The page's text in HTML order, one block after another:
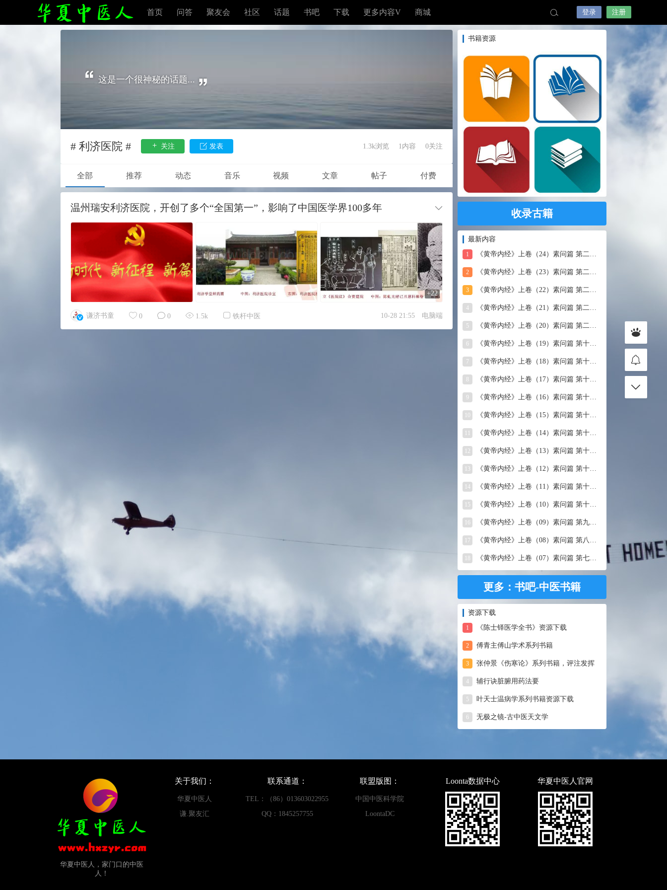
首页 问答 聚友会 社区 话题 书吧 下载 更多内容V 商城 登录 注册
书籍资源
收录古籍
最新内容
1 《黄帝内经》上卷（24）素问篇 第二十四篇 血气形志篇第
2 《黄帝内经》上卷（23）素问篇 第二十三篇 宣明五气
3 《黄帝内经》上卷（22）素问篇 第二十二篇 藏气法时论
4 《黄帝内经》上卷（21）素问篇 第二十一篇 经脉别论
5 《黄帝内经》上卷（20）素问篇 第二十篇 三部九候论
6 《黄帝内经》上卷（19）素问篇 第十九篇 玉机真藏论
7 《黄帝内经》上卷（18）素问篇 第十八篇 平人气象论
《黄帝内经》上卷（17）素问篇 第十七篇 脉要精微论
9 《黄帝内经》上卷（16）素问篇 第十六篇 诊要经终论
《黄帝内经》上卷（15）素问篇 第十五篇 玉版论要
《黄帝内经》上卷（14）素问篇 第十四篇 汤液醪醴论
12 《黄帝内经》上卷（13）素问篇 第十三篇 移精变气论
13 《黄帝内经》上卷（12）素问篇 第十二篇 异法方宜论
14 《黄帝内经》上卷（11）素问篇 第十一篇 五藏别论
15 《黄帝内经》上卷（10）素问篇 第十篇 五藏生成
16 《黄帝内经》上卷（09）素问篇 第九篇 六节藏象论
17 《黄帝内经》上卷（08）素问篇 第八篇 灵兰秘典论
《黄帝内经》上卷（07）素问篇 第七篇 阴阳别论
更多：书吧-中医书籍
资源下载
1 《陈士铎医学全书》资源下载
2 傅青主傅山学术系列书籍
3 张仲景《伤寒论》系列书籍，评注发挥
4 辅行诀脏腑用药法要
5 叶天士温病学系列书籍资源下载
6 无极之镜-古中医天文学
这是一个很神秘的话题...
# 利济医院 # 关注 发表 1.3k浏览 1内容 0关注
全部 推荐 动态 音乐 视频 文章 帖子 付费
温州瑞安利济医院，开创了多个“全国第一”，影响了中国医学界100多年
+22
谦济书童 0 0 1.5k 铁杆中医 10-28 21:55 电脑端
华夏中医人，家门口的中医
人！
关于我们：
华夏中医人
谦.聚友汇
联系通道：
TEL：（86）013603022955
QQ：1845257755
联盟版图：
中国中医科学院
LoontaDC
Loonta数据中心 华夏中医人官网